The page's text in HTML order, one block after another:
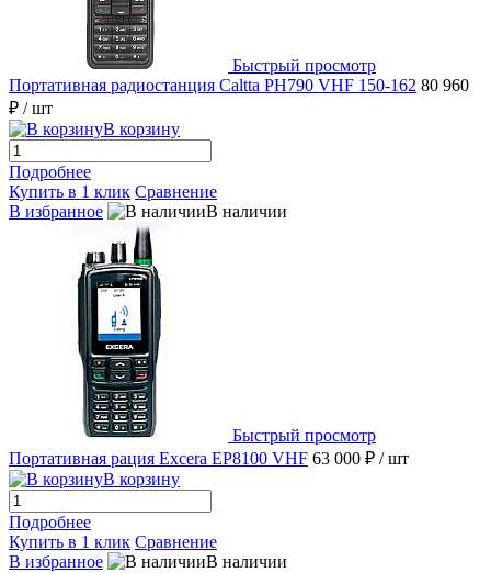
Быстрый просмотр
Портативная радиостанция Caltta PH790 VHF 150-162 80 960
₽ / шт
В корзину
Подробнее
Купить в 1 клик Сравнение
В избранное
В наличии
Быстрый просмотр
Портативная рация Excera EP8100 VHF 63 000 ₽ / шт
В корзину
Подробнее
Купить в 1 клик Сравнение
В избранное
В наличии